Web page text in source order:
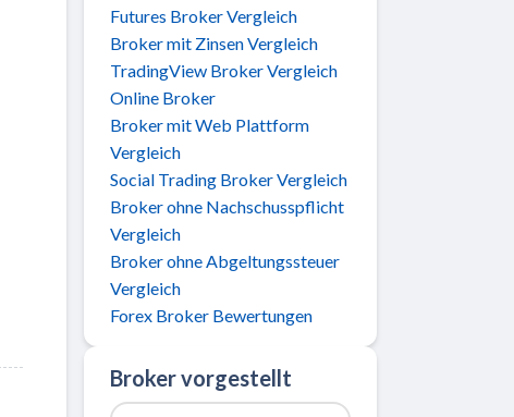
Futures Broker Vergleich
Broker mit Zinsen Vergleich
TradingView Broker Vergleich
Online Broker
Broker mit Web Plattform
Vergleich
Social Trading Broker Vergleich
Broker ohne Nachschusspflicht
Vergleich
Broker ohne Abgeltungssteuer
Vergleich
Forex Broker Bewertungen
Broker vorgestellt